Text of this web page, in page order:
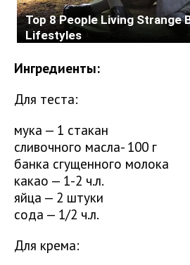
Ингредиенты:
Для теста:
мука — 1 стакан
сливочного масла- 100 г
банка сгущенного молока
какао — 1-2 ч.л.
яйца — 2 штуки
сода — 1/2 ч.л.
Для крема: